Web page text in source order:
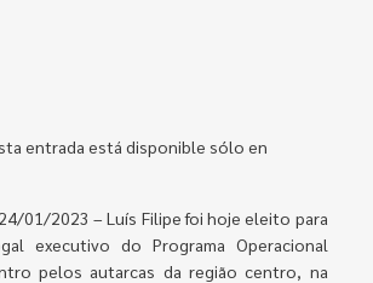
entrada está disponible sólo en
24/01/2023 – Luís Filipe foi hoje eleito para
executivo do Programa Operacional
pelos autarcas da região centro, na